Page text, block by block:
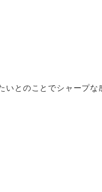
いとのことでシャープな